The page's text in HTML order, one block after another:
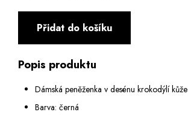
Přidat do košíku
Popis produktu
Dámská peněženka v desénu krokodýlí kůže
Barva: černá